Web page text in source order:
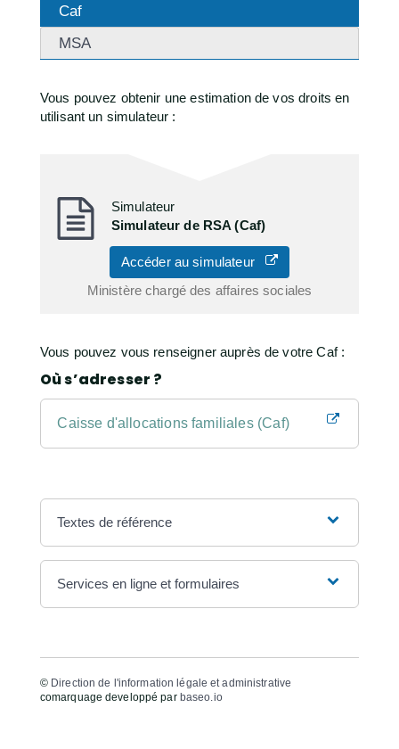
Caf
MSA
Vous pouvez obtenir une estimation de vos droits en
utilisant un simulateur :
Simulateur
Simulateur de RSA (Caf)
Accéder au simulateur
Ministère chargé des affaires sociales
Vous pouvez vous renseigner auprès de votre Caf :
Où s’adresser ?
Caisse d'allocations familiales (Caf)
Textes de référence
Services en ligne et formulaires
© Direction de l'information légale et administrative
comarquage developpé par baseo.io